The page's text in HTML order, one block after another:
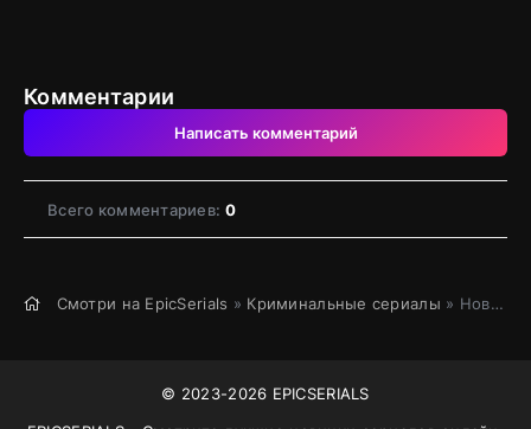
Комментарии
Написать комментарий
Всего комментариев: 0
Смотри на EpicSerials » Криминальные сериалы » Новичок
© 2023-2026 EPICSERIALS